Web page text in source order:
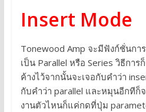
Insert Mode
Tonewood Amp จะมีฟังก์ชั่นกา
เป็น Parallel หรือ Series วิธีกา
ค้างไว้จากนั้นจะเจอกับคำว่า
กับคำว่า parallel และหมุนอีกทีก็จ
งานตัวไหนก็แค่กดที่ปุ่ม